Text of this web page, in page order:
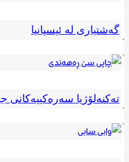
گەشتیاری لە ئیسپانیا
تەکنەلۆژیا